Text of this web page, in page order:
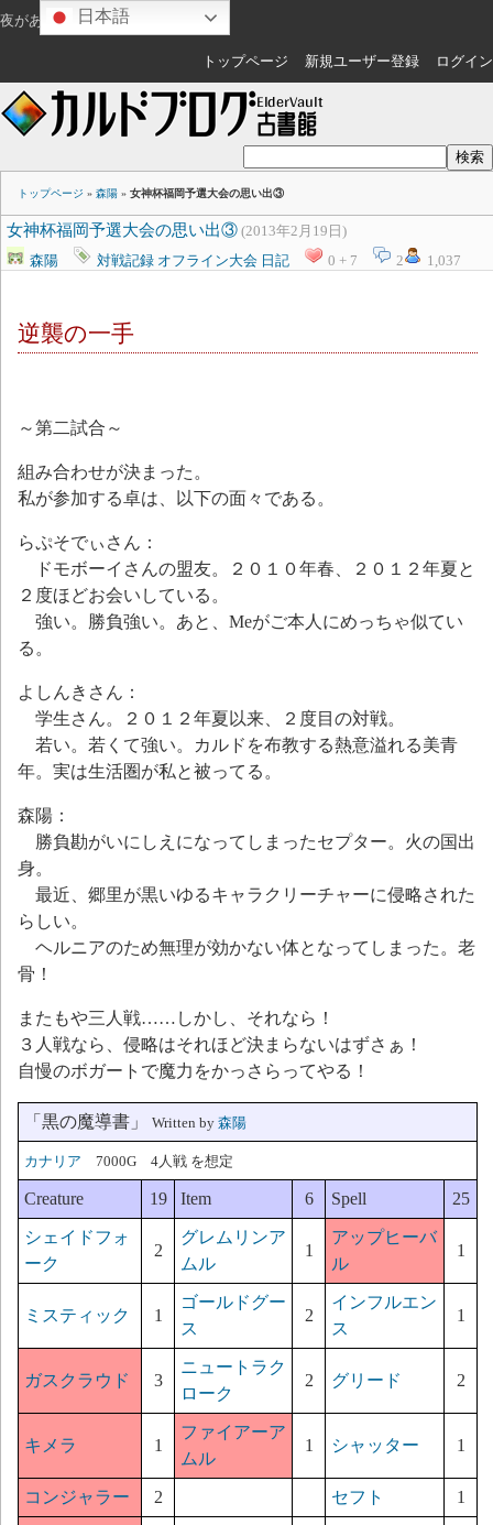
夜があけますね ゲスト
トップページ 新規ユーザー登録 ログイン
トップページ » 森陽 » 女神杯福岡予選大会の思い出③
女神杯福岡予選大会の思い出③ (2013年2月19日)
森陽
対戦記録 オフライン大会 日記 0 + 7 2 1,037
逆襲の一手
～第二試合～
組み合わせが決まった。
私が参加する卓は、以下の面々である。
らぷそでぃさん：
ドモボーイさんの盟友。２０１０年春、２０１２年夏と
２度ほどお会いしている。
強い。勝負強い。あと、Meがご本人にめっちゃ似てい
る。
よしんきさん：
学生さん。２０１２年夏以来、２度目の対戦。
若い。若くて強い。カルドを布教する熱意溢れる美青
年。実は生活圏が私と被ってる。
森陽：
勝負勘がいにしえになってしまったセプター。火の国出
身。
最近、郷里が黒いゆるキャラクリーチャーに侵略された
らしい。
ヘルニアのため無理が効かない体となってしまった。老
骨！
またもや三人戦……しかし、それなら！
３人戦なら、侵略はそれほど決まらないはずさぁ！
自慢のボガートで魔力をかっさらってやる！
「黒の魔導書」 Written by 森陽
カナリア 7000G 4人戦 を想定
Creature 19 Item 6 Spell 25
シェイドフォ
ーク
2
グレムリンア
ムル
1
アップヒーバ
ル
1
ミスティック 1
ゴールドグー
ス
2
インフルエン
ス
1
ガスクラウド 3
ニュートラク
ローク
2 グリード 2
キメラ 1
ファイアーア
ムル
1 シャッター 1
コンジャラー 2 セフト 1
日本語